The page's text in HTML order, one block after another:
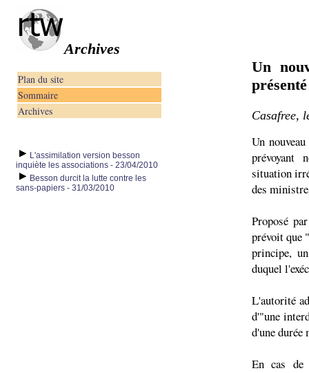
Archives
Plan du site
Sommaire
Archives
L'assimilation version besson
inquiète les associations - 23/04/2010
Besson durcit la lutte contre les
sans-papiers - 31/03/2010
Un
Casafree,
Un
prévoyant
situation
des
Proposé
prévoit que
principe,
duquel
L'autorité
d'"une
d'une durée
En cas de